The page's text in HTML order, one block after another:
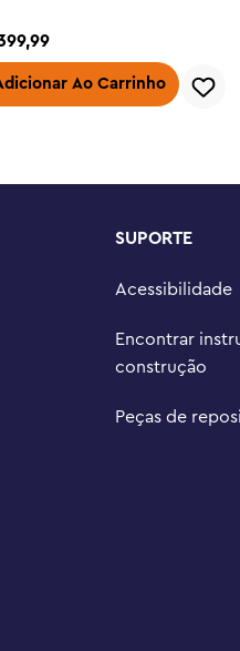
conta – Este conjunto é
de faz de conta
Chapter, onde as crianças
de construção LEGO®
de amizade, com
de teto
,99
Ao Carrinho
SUPORTE
Acessibilidade
Encontrar
construção
Peças de